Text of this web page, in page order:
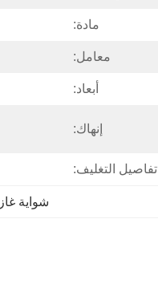
مادة:
معامل:
أبعاد:
إنهاك:
تفاصيل التغليف:
شواية